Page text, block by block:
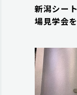
新潟シー
場見学会